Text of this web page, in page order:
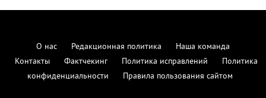
О нас Редакционная политика
Наша команда
Контакты
Фактчекинг Политика исправлений
Политика
конфиденциальности
Правила пользования сайтом